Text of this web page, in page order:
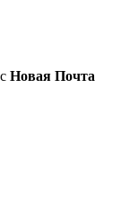
Новая Почта